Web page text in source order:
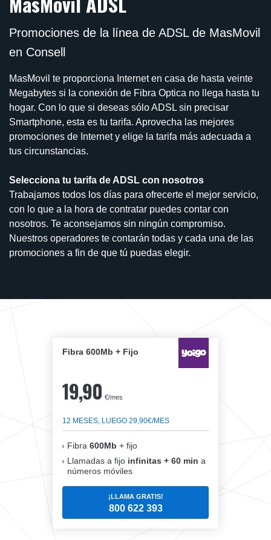
Promociones de la línea de ADSL de MasMovil
en Consell
MasMovil te proporciona Internet en casa de hasta veinte
Megabytes si la conexión de Fibra Optica no llega hasta tu
hogar. Con lo que si deseas sólo ADSL sin precisar
Smartphone, esta es tu tarifa. Aprovecha las mejores
promociones de Internet y elige la tarifa más adecuada a
tus circunstancias.
Selecciona tu tarifa de ADSL con nosotros
Trabajamos todos los días para ofrecerte el mejor servicio,
con lo que a la hora de contratar puedes contar con
nosotros. Te aconsejamos sin ningún compromiso.
Nuestros operadores te contarán todas y cada una de las
promociones a fin de que tú puedas elegir.
Fibra 600Mb + Fijo
19,90 €/mes
12 MESES, LUEGO 29,90€/MES
Fibra 600Mb + fijo
Llamadas a fijo infinitas + 60 min a
números móviles
¡LLAMA GRATIS!
800 622 393